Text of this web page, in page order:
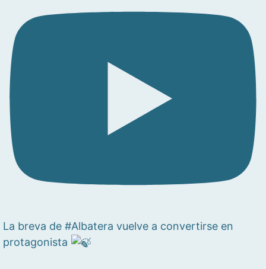
La breva de #Albatera vuelve a convertirse en
protagonista